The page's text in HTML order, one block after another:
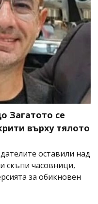
Загатото се
върху тялото
оставили над
скъпи часовници,
за обикновен